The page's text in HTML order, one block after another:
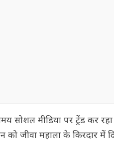
सोशल मीडिया पर ट्रेंड कर
जीवा महाला के किरदार में